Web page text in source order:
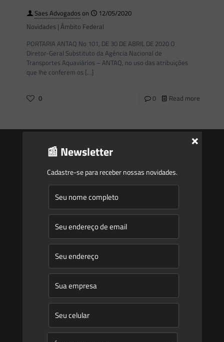
Saes Advogadoson
12/05/2020
Novidades | Âmbito Federal
PORTARIA ANTAQ No 101, DE 30 DE ABRIL DE 2020 O
Diretor-Geral Substituto da Agência Nacional de
Transportes Aquaviários – ANTAQ, no uso das atribuições
que lhe conferem os […]
0 0 Read more
Início
Quem Somos
Atuação
Equipe
Publicações
Artigos
Novidades Legislativas
📰 Newsletter
Cadastre-se para receber nossas novidades.
×